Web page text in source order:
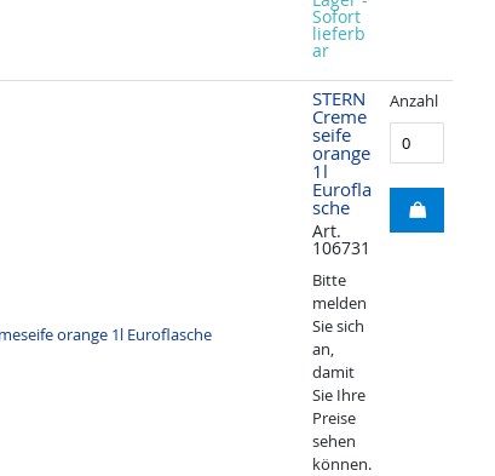
Sofort
lieferb
ar
STERN
Creme
seife
orange
1l
Eurofla
sche
Art.
106731
Bitte
melden
Sie sich
an,
damit
Sie Ihre
Preise
sehen
können.
Anzahl